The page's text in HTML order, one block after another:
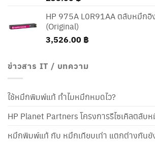
HP 975A L0R91AA ตลับหมึกอิ
(Original)
3,526.00 ฿
ข่าวสาร IT / บทความ
ใช้หมึกพิมพ์แท้ ทำไมหมึกหมดไว?
HP Planet Partners โครงการรีไซเคิลตลับ
หมึกพิมพ์แท้ กับ หมึกเทียบเท่า แตกต่างกันยั